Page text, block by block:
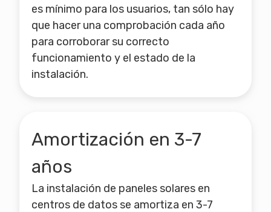
es mínimo para los usuarios, tan sólo hay
que hacer una comprobación cada año
para corroborar su correcto
funcionamiento y el estado de la
instalación.
Amortización en 3-7
años
La instalación de paneles solares en
centros de datos se amortiza en 3-7